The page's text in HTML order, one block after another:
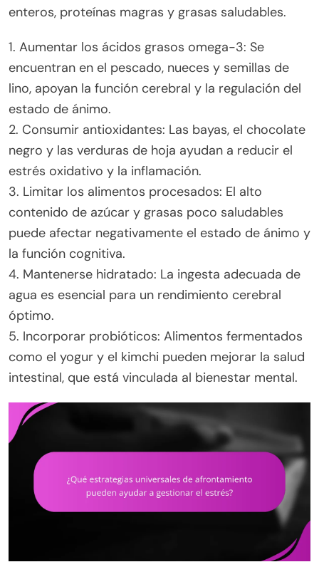
enteros, proteínas magras y grasas saludables.
1. Aumentar los ácidos grasos omega-3: Se
encuentran en el pescado, nueces y semillas de
lino, apoyan la función cerebral y la regulación del
estado de ánimo.
2. Consumir antioxidantes: Las bayas, el chocolate
negro y las verduras de hoja ayudan a reducir el
estrés oxidativo y la inflamación.
3. Limitar los alimentos procesados: El alto
contenido de azúcar y grasas poco saludables
puede afectar negativamente el estado de ánimo y
la función cognitiva.
4. Mantenerse hidratado: La ingesta adecuada de
agua es esencial para un rendimiento cerebral
óptimo.
5. Incorporar probióticos: Alimentos fermentados
como el yogur y el kimchi pueden mejorar la salud
intestinal, que está vinculada al bienestar mental.